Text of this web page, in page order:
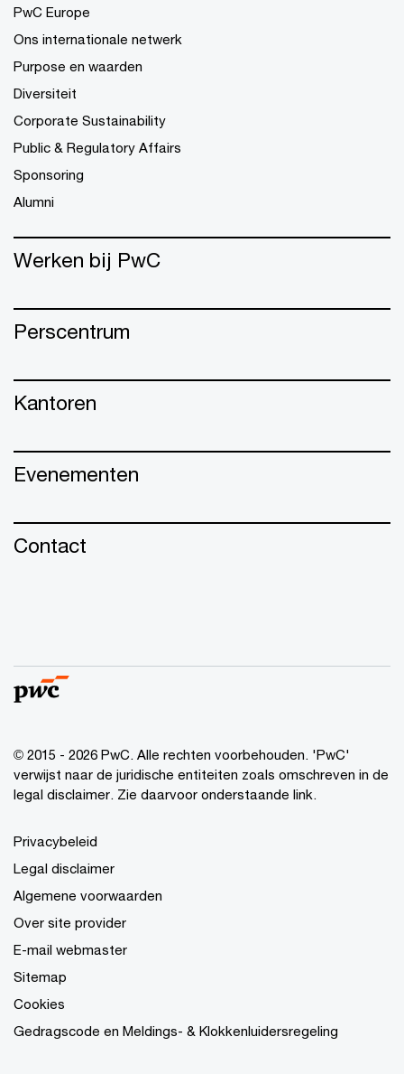
PwC Europe
Ons internationale netwerk
Purpose en waarden
Diversiteit
Corporate Sustainability
Public & Regulatory Affairs
Sponsoring
Alumni
Werken bij PwC
Perscentrum
Kantoren
Evenementen
Contact
© 2015 - 2026 PwC. Alle rechten voorbehouden. 'PwC'
verwijst naar de juridische entiteiten zoals omschreven in de
legal disclaimer. Zie daarvoor onderstaande link.
Privacybeleid
Legal disclaimer
Algemene voorwaarden
Over site provider
E-mail webmaster
Sitemap
Cookies
Gedragscode en Meldings- & Klokkenluidersregeling